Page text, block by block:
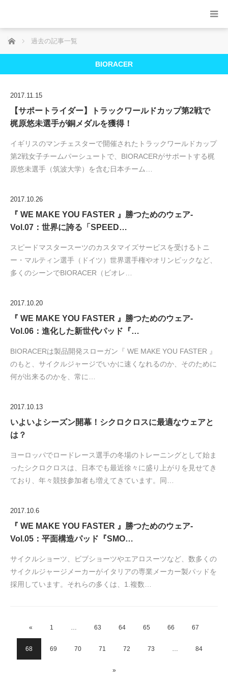
ホーム 過去の記事一覧
BIORACER
2017.11.15
【サポートライダー】トラックワールドカップ第2戦で
梶原悠未選手が銅メダルを獲得！
イギリスのマンチェスターで開催されたトラックワールドカップ
第2戦女子チームパーシュートで、BIORACERがサポートする梶
原悠未選手（筑波大学）を含む日本チーム…
2017.10.26
『 WE MAKE YOU FASTER 』勝つためのウェア-
Vol.07：世界に誇る「SPEED…
スピードマスタースーツのカスタマイズサービスを受けるトニ
ー・マルティン選手（ドイツ）世界選手権やオリンピックなど、
多くのシーンでBIORACER（ビオレ…
2017.10.20
『 WE MAKE YOU FASTER 』勝つためのウェア-
Vol.06：進化した新世代パッド『…
BIORACERは製品開発スローガン『 WE MAKE YOU FASTER 』
のもと、サイクルジャージでいかに速くなれるのか、そのために
何が出来るのかを、常に…
2017.10.13
いよいよシーズン開幕！シクロクロスに最適なウェアと
は？
ヨーロッパでロードレース選手の冬場のトレーニングとして始ま
ったシクロクロスは、日本でも最近徐々に盛り上がりを見せてき
ており、年々競技参加者も増えてきています。同…
2017.10.6
『 WE MAKE YOU FASTER 』勝つためのウェア-
Vol.05：平面構造パッド『SMO…
サイクルショーツ、ビブショーツやエアロスーツなど、数多くの
サイクルジャージメーカーがイタリアの専業メーカー製パッドを
採用しています。それらの多くは、1.複数…
« 1 … 63 64 65 66 67
68 69 70 71 72 73 … 84
»